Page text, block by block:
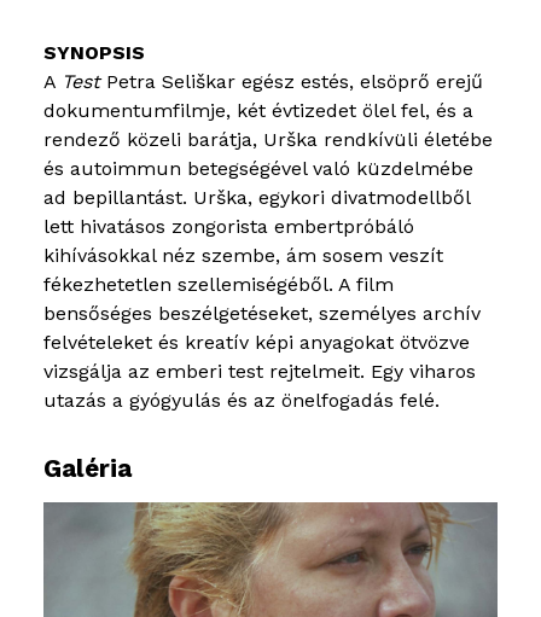
A TestPetra Seliškar egész estés, elsöprő erejű
dokumentumfilmje, két évtizedet ölel fel, és a
rendező közeli barátja, Urška rendkívüli életébe
és autoimmun betegségével való küzdelmébe
ad bepillantást. Urška, egykori divatmodellből
lett hivatásos zongorista embertpróbáló
kihívásokkal néz szembe, ám sosem veszít
fékezhetetlen szellemiségéből. A film
bensőséges beszélgetéseket, személyes archív
felvételeket és kreatív képi anyagokat ötvözve
vizsgálja az emberi test rejtelmeit. Egy viharos
utazás a gyógyulás és az önelfogadás felé.
Galéria